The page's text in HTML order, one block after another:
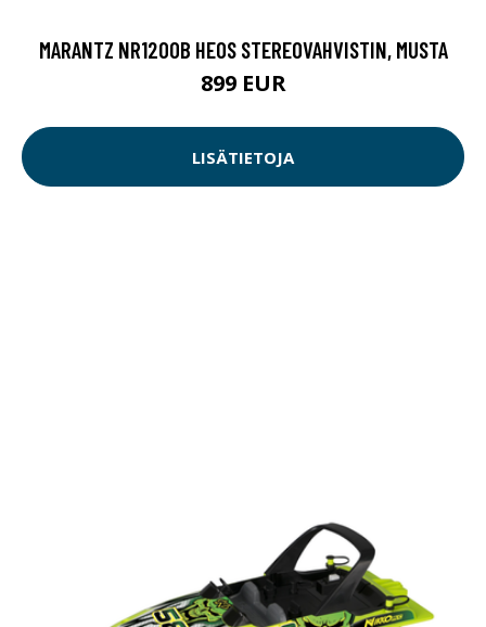
MARANTZ NR1200B HEOS STEREOVAHVISTIN, MUSTA
899 EUR
LISÄTIETOJA